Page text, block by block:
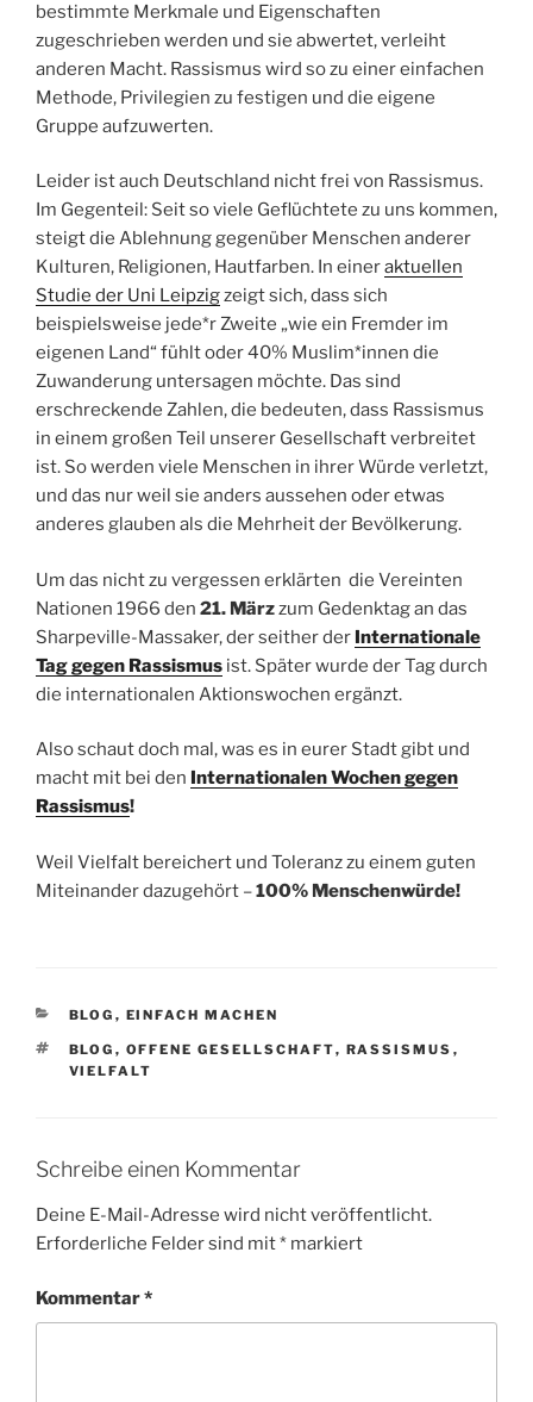
bestimmte Merkmale und Eigenschaften
zugeschrieben werden und sie abwertet, verleiht
anderen Macht. Rassismus wird so zu einer einfachen
Methode, Privilegien zu festigen und die eigene
Gruppe aufzuwerten.
Leider ist auch Deutschland nicht frei von Rassismus.
Im Gegenteil: Seit so viele Geflüchtete zu uns kommen,
steigt die Ablehnung gegenüber Menschen anderer
Kulturen, Religionen, Hautfarben. In eineraktuellen
Studie der Uni Leipzigzeigt sich, dass sich
beispielsweise jede*r Zweite „wie ein Fremder im
eigenen Land“ fühlt oder 40% Muslim*innen die
Zuwanderung untersagen möchte. Das sind
erschreckende Zahlen, die bedeuten, dass Rassismus
in einem großen Teil unserer Gesellschaft verbreitet
ist. So werden viele Menschen in ihrer Würde verletzt,
und das nur weil sie anders aussehen oder etwas
anderes glauben als die Mehrheit der Bevölkerung.
Um das nicht zu vergessen erklärten die Vereinten
Nationen 1966 den 21. Märzzum Gedenktag an das
Sharpeville-Massaker, der seither der Internationale
Tag gegen Rassismus ist. Später wurde der Tag durch
die internationalen Aktionswochen ergänzt.
Also schaut doch mal, was es in eurer Stadt gibt und
macht mit bei den Internationalen Wochen gegen
Rassismus!
Weil Vielfalt bereichert und Toleranz zu einem guten
Miteinander dazugehört –100% Menschenwürde!
KATEGORIEN
BLOG , EINFACH MACHEN
SCHLAGWÖRTER
BLOG , OFFENE GESELLSCHAFT, RASSISMUS ,
VIELFALT
Schreibe einen Kommentar
Deine E-Mail-Adresse wird nicht veröffentlicht.
Erforderliche Felder sind mit* markiert
Kommentar*